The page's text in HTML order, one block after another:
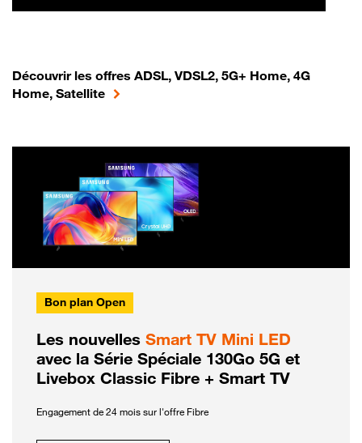
Découvrir les offres ADSL, VDSL2, 5G+ Home, 4G
Home, Satellite
Bon plan Open
Les nouvelles Smart TV Mini LED
avec la Série Spéciale 130Go 5G et
Livebox Classic Fibre + Smart TV
Engagement de 24 mois sur l'offre Fibre